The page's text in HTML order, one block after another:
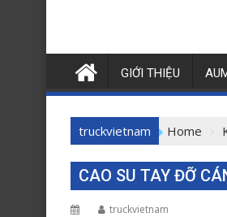
GIỚI THIỆU
truckvietnam Home
CAO SU TAY ĐỠ
truckvietnam